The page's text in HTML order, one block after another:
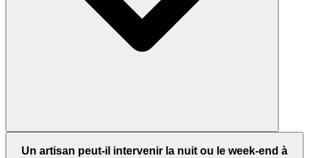
Un artisan peut-il intervenir la nuit ou le week-end à